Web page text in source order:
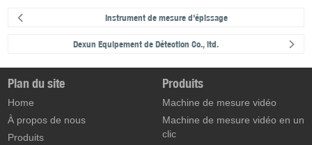
Instrument de mesure d'épissage
Dexun Equipement de Détection Co., ltd.
Plan du site
Home
À propos de nous
Produits
Produits
Machine de mesure vidéo
Machine de mesure vidéo en un
clic